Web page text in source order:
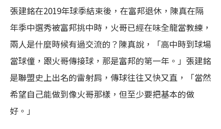
張建銘在2019年球季結束後，在富邦退休，陳真在隔
年季中選秀被富邦挑中時，火哥已經在味全龍當教練，
兩人是什麼時候有過交流的？陳真說，「高中時到球場
當球僮，跟火哥傳接球，那是富邦的第一年。」張建銘
是聯盟史上出名的雷射肩，傳球往往又快又直，「當然
希望自己能做到像火哥那樣，但至少要把基本的做
好。」